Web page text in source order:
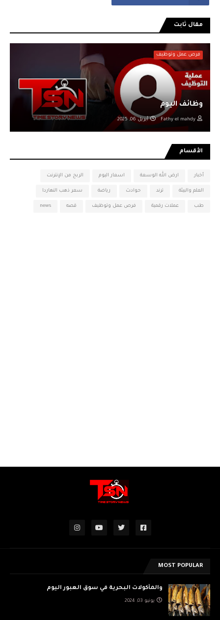
مقال ثابت
فرص عمل وتوظيف
وظائف اليوم
Fathy el mahdy أبريل 06, 2025
الأقسام
أخبار ارض الله الوسعة اسعار اليوم الربح من الإنترنت
العلم والبيئة ترند حوادث رياضة سعر ذهب النهاردا
طب عملات رقمية فرص عمل وتوظيف قصه news
MOST POPULAR
والمأكولات البحرية في سوق العبور اليوم
يونيو 03, 2024